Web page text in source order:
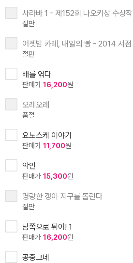
사라바 1 - 제152회 나오키상 수상작
절판
어젯밤 카레, 내일의 빵 - 2014 서
절판
배를 엮다
판매가 16,200원
오레오레
품절
요노스케 이야기
판매가 11,700원
악인
판매가 15,300원
명랑한 갱이 지구를 돌린다
절판
남쪽으로 튀어! 1
판매가 16,200원
공중그네